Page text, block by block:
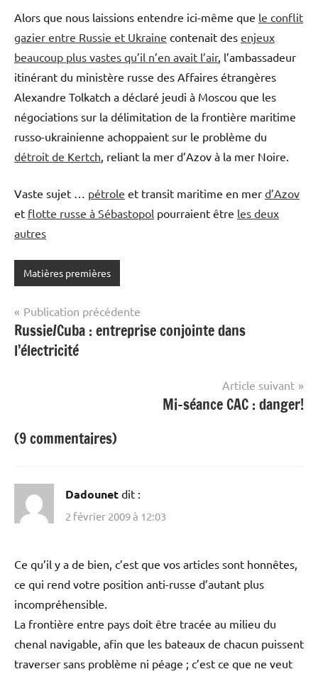
Alors que nous laissions entendre ici-même que le conflit
gazier entre Russie et Ukraine contenait des enjeux
beaucoup plus vastes qu’il n’en avait l’air, l’ambassadeur
itinérant du ministère russe des Affaires étrangères
Alexandre Tolkatch a déclaré jeudi à Moscou que les
négociations sur la délimitation de la frontière maritime
russo-ukrainienne achoppaient sur le problème du
détroit de Kertch , reliant la mer d’Azov à la mer Noire.
Vaste sujet … pétrole et transit maritime en mer d’Azov
et flotte russe à Sébastopol pourraient être les deux
autres
Matières premières
Navigation
de
l’article
Publication précédente
Russie/Cuba : entreprise conjointe dans
l’électricité
Article suivant
Mi-séance CAC : danger!
(9 commentaires)
Dadounet dit :
2 février 2009 à 12:03
Ce qu’il y a de bien, c’est que vos articles sont honnêtes,
ce qui rend votre position anti-russe d’autant plus
incompréhensible.
La frontière entre pays doit être tracée au milieu du
chenal navigable, afin que les bateaux de chacun puissent
traverser sans problème ni péage ; c’est ce que ne veut